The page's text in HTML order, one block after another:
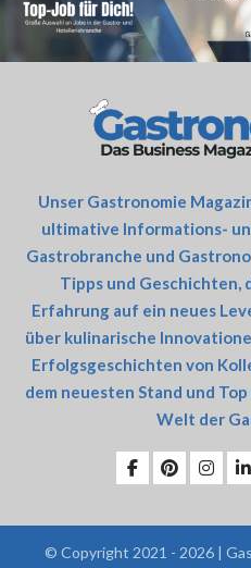
Unser Gastronomie
ultimative Informations-
Gastrobranche und
Tipps und Geschichten,
Erfahrung auf ein neues
über kulinarische
Erfolgsgeschichten von
dem neuesten Stand und
Welt der
© Copyright 2021 - 2026 |